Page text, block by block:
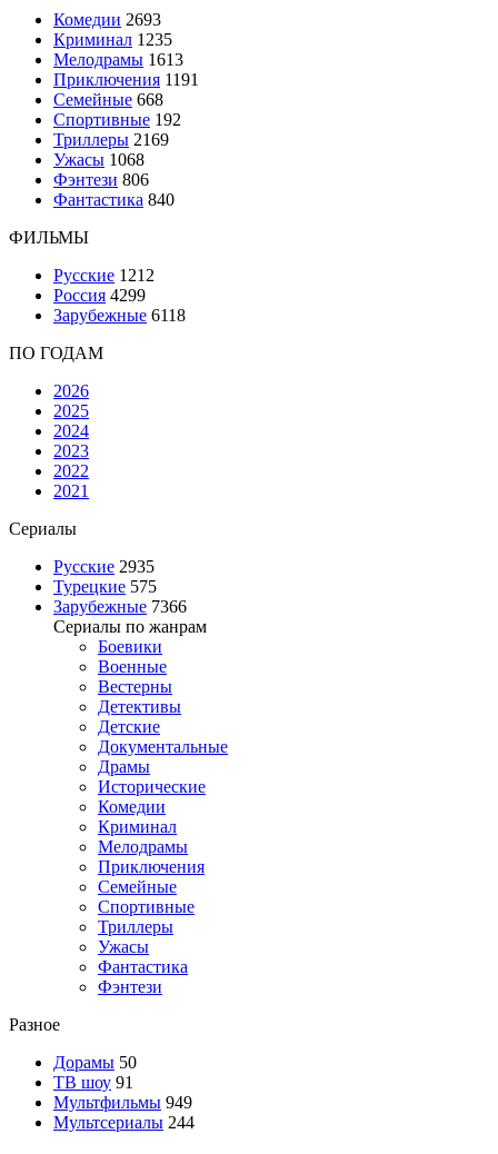
Комедии 2693
Криминал 1235
Мелодрамы 1613
Приключения 1191
Семейные 668
Спортивные 192
Триллеры 2169
Ужасы 1068
Фэнтези 806
Фантастика 840
ФИЛЬМЫ
Русские 1212
Россия 4299
Зарубежные 6118
ПО ГОДАМ
2026
2025
2024
2023
2022
2021
Сериалы
Русские 2935
Турецкие 575
Зарубежные 7366
Сериалы по жанрам
Боевики
Военные
Вестерны
Детективы
Детские
Документальные
Драмы
Исторические
Комедии
Криминал
Мелодрамы
Приключения
Семейные
Спортивные
Триллеры
Ужасы
Фантастика
Фэнтези
Разное
Дорамы 50
ТВ шоу 91
Мультфильмы 949
Мультсериалы 244